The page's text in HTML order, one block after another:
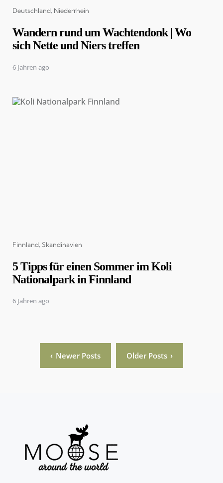
Categories
Deutschland Niederrhein
Wandern rund um Wachtendonk | Wo
sich Nette und Niers treffen
6 Jahren ago
Categories
Finnland Skandinavien
5 Tipps für einen Sommer im Koli
Nationalpark in Finnland
6 Jahren ago
Seitennummerierung
Newer Posts Older Posts